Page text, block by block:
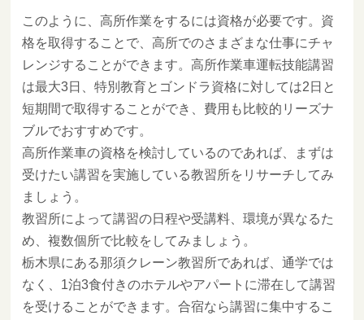
このように、高所作業をするには資格が必要です。資
格を取得することで、高所でのさまざまな仕事にチャ
レンジすることができます。高所作業車運転技能講習
は最大3日、特別教育とゴンドラ資格に対しては2日と
短期間で取得することができ、費用も比較的リーズナ
ブルでおすすめです。
高所作業車の資格を検討しているのであれば、まずは
受けたい講習を実施している教習所をリサーチしてみ
ましょう。
教習所によって講習の日程や受講料、環境が異なるた
め、複数個所で比較をしてみましょう。
栃木県にある那須クレーン教習所であれば、通学では
なく、1泊3食付きのホテルやアパートに滞在して講習
を受けることができます。合宿なら講習に集中するこ